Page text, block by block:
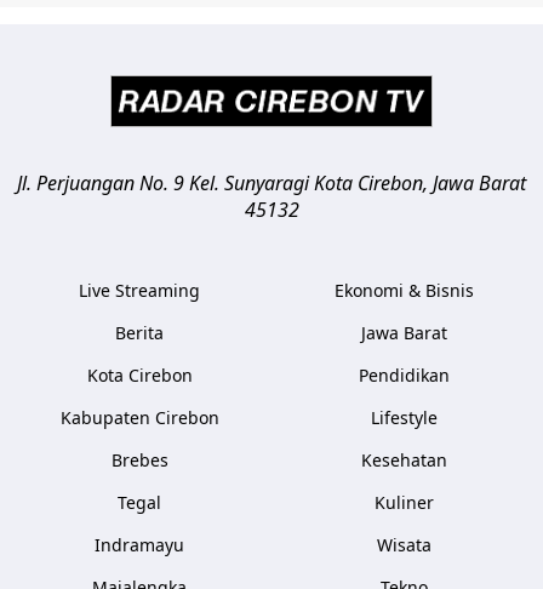
Jl. Perjuangan No. 9 Kel. SunyaragiKota Cirebon, Jawa Barat
45132
Live Streaming
Berita
Kota Cirebon
Kabupaten Cirebon
Brebes
Tegal
Indramayu
Ekonomi & Bisnis
Jawa Barat
Pendidikan
Lifestyle
Kesehatan
Kuliner
Wisata